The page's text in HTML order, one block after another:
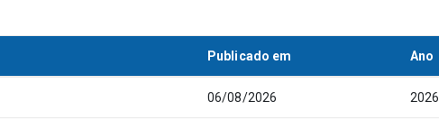
Publicado em Ano
06/08/2026 2026